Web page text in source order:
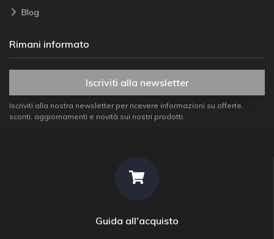
Blog
Rimani informato
Iscriviti alla newsletter
Iscriviti alla nostra newsletter per ricevere informazioni su offerte,
sconti, aggiornamenti e novità sui nostri prodotti.
Guida all'acquisto